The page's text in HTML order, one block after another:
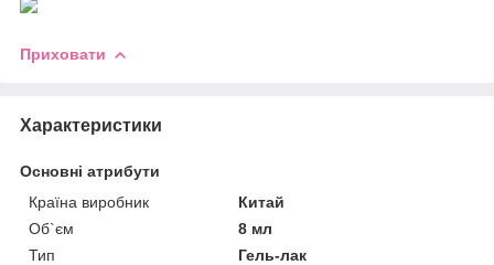
Приховати
Характеристики
Основні атрибути
Країна виробник
Китай
Об`єм
8 мл
Тип
Гель-лак